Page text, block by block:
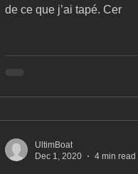
de ce que j’ai tapé. Cer
UltimBoat
Dec 1, 2020
4 min read